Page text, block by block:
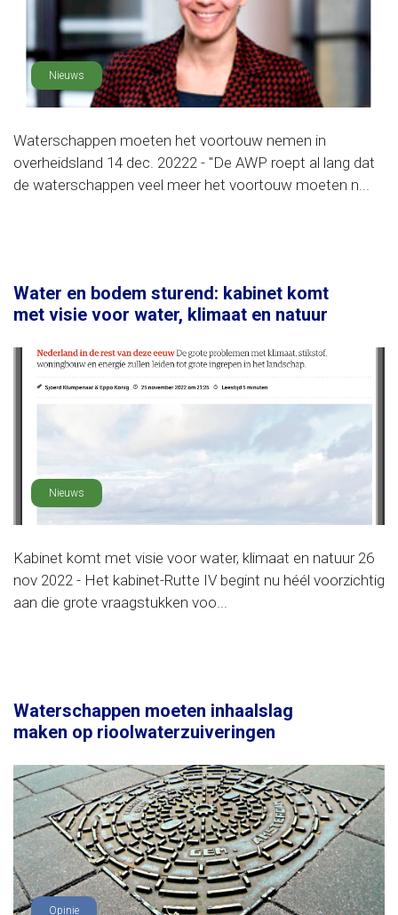
Nieuws
Waterschappen moeten het voortouw nemen in
overheidsland 14 dec. 20222 - "De AWP roept al lang dat
de waterschappen veel meer het voortouw moeten n...
Water en bodem sturend: kabinet komt
met visie voor water, klimaat en natuur
Nieuws
Kabinet komt met visie voor water, klimaat en natuur 26
nov 2022 - Het kabinet-Rutte IV begint nu héél voorzichtig
aan die grote vraagstukken voo...
Waterschappen moeten inhaalslag
maken op rioolwaterzuiveringen
Opinie